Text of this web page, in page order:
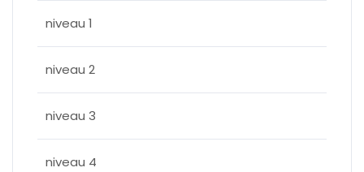
niveau 1
niveau 2
niveau 3
niveau 4